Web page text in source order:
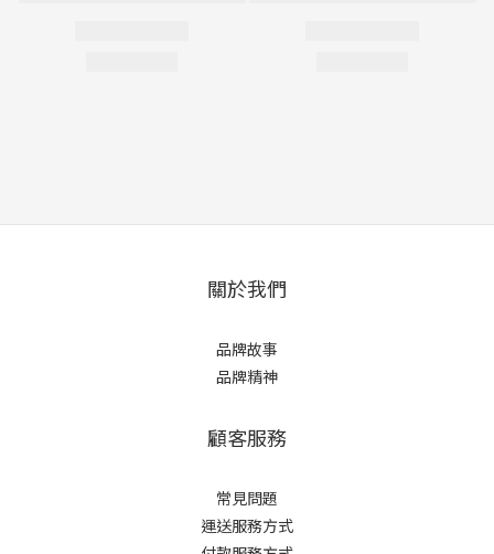
關於我們
品牌故事
品牌精神
顧客服務
常見問題
運送服務方式